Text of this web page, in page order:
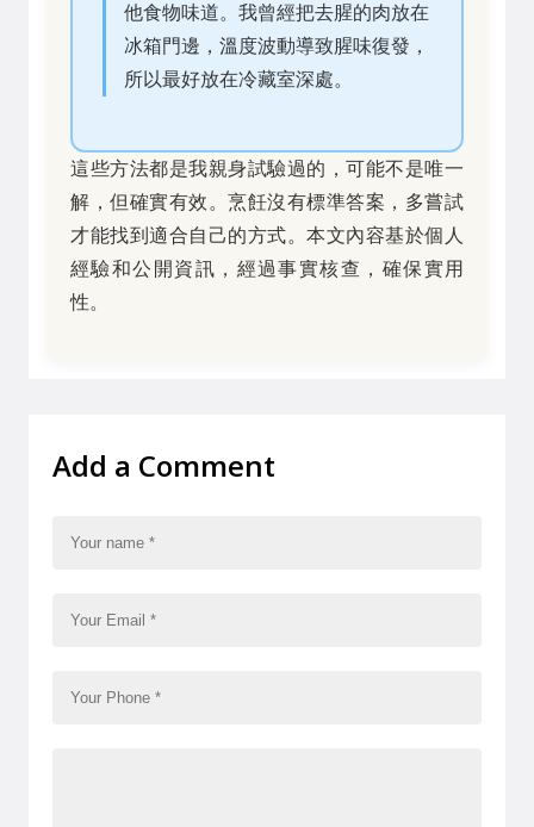
他食物味道。我曾經把去腥的肉放在
冰箱門邊，溫度波動導致腥味復發，
所以最好放在冷藏室深處。
這些方法都是我親身試驗過的，可能不是唯一
解，但確實有效。烹飪沒有標準答案，多嘗試
才能找到適合自己的方式。本文內容基於個人
經驗和公開資訊，經過事實核查，確保實用
性。
Add a Comment